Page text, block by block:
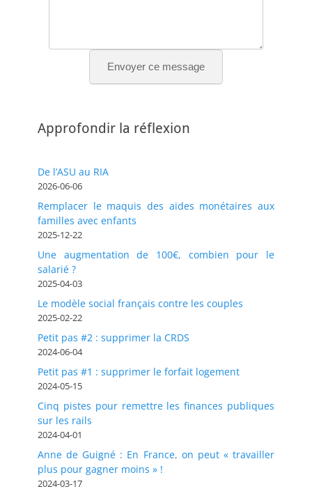
Envoyer ce message
Approfondir la réflexion
De l’ASU au RIA
2026-06-06
Remplacer le maquis des aides monétaires aux
familles avec enfants
2025-12-22
Une augmentation de 100€, combien pour le
salarié ?
2025-04-03
Le modèle social français contre les couples
2025-02-22
Petit pas #2 : supprimer la CRDS
2024-06-04
Petit pas #1 : supprimer le forfait logement
2024-05-15
Cinq pistes pour remettre les finances publiques
sur les rails
2024-04-01
Anne de Guigné : En France, on peut « travailler
plus pour gagner moins » !
2024-03-17